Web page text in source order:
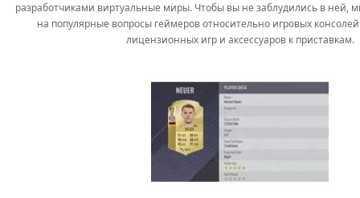
разработчиками виртуальные миры. Чтобы вы не заблудились в ней,
на популярные вопросы геймеров относительно игровых консолей
лицензионных игр и аксессуаров к приставкам.